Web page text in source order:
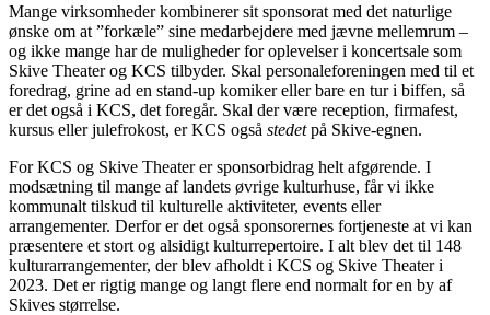
Mange virksomheder kombinerer sit sponsorat med det naturlige
ønske om at ”forkæle” sine medarbejdere med jævne mellemrum –
og ikke mange har de muligheder for oplevelser i koncertsale som
Skive Theater og KCS tilbyder. Skal personaleforeningen med til et
foredrag, grine ad en stand-up komiker eller bare en tur i biffen, så
er det også i KCS, det foregår. Skal der være reception, firmafest,
kursus eller julefrokost, er KCS også stedetpå Skive-egnen.
For KCS og Skive Theater er sponsorbidrag helt afgørende. I
modsætning til mange af landets øvrige kulturhuse, får vi ikke
kommunalt tilskud til kulturelle aktiviteter, events eller
arrangementer. Derfor er det også sponsorernes fortjeneste at vi kan
præsentere et stort og alsidigt kulturrepertoire. I alt blev det til 148
kulturarrangementer, der blev afholdt i KCS og Skive Theater i
2023. Det er rigtig mange og langt flere end normalt for en by af
Skives størrelse.